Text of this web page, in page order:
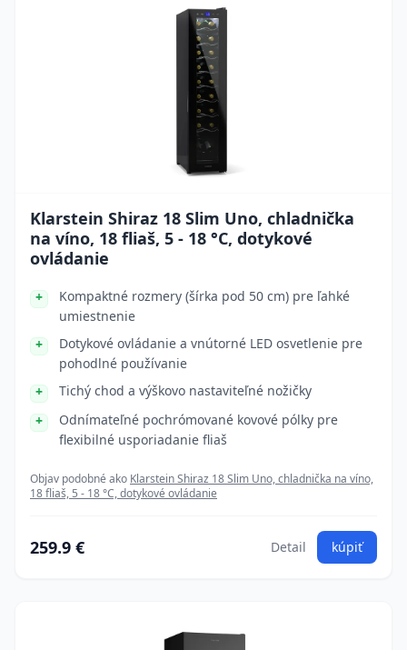
Klarstein Shiraz 18 Slim Uno, chladnička
na víno, 18 fliaš, 5 - 18 °C, dotykové
ovládanie
Kompaktné rozmery (šírka pod 50 cm) pre ľahké
umiestnenie
Dotykové ovládanie a vnútorné LED osvetlenie pre
pohodlné používanie
Tichý chod a výškovo nastaviteľné nožičky
Odnímateľné pochrómované kovové pólky pre
flexibilné usporiadanie fliaš
Objav podobné ako Klarstein Shiraz 18 Slim Uno, chladnička na víno,
18 fliaš, 5 - 18 °C, dotykové ovládanie
259.9 € Detail kúpiť